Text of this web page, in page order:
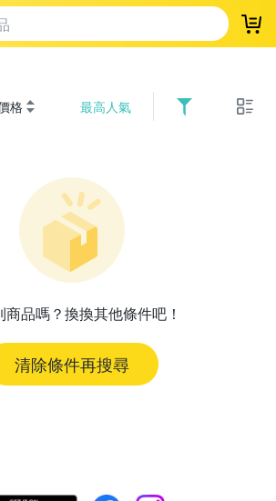
登
格 最高人氣
商品嗎？換換其他條件吧！
清除條件再搜尋